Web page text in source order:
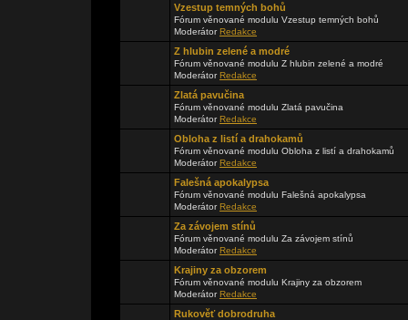
Vzestup temných bohů
Fórum věnované modulu Vzestup temných bohů
ModerátorRedakce
Z hlubin zelené a modré
Fórum věnované modulu Z hlubin zelené a modré
ModerátorRedakce
Zlatá pavučina
Fórum věnované modulu Zlatá pavučina
ModerátorRedakce
Obloha z listí a drahokamů
Fórum věnované modulu Obloha z listí a drahokamů
ModerátorRedakce
Falešná apokalypsa
Fórum věnované modulu Falešná apokalypsa
ModerátorRedakce
Za závojem stínů
Fórum věnované modulu Za závojem stínů
ModerátorRedakce
Krajiny za obzorem
Fórum věnované modulu Krajiny za obzorem
ModerátorRedakce
Rukověť dobrodruha